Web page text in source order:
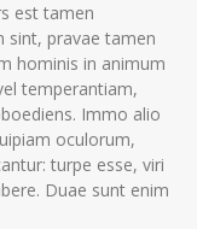
est tamen
sint, pravae tamen
hominis in animum
temperantiam,
Immo alio
oculorum,
turpe esse, viri
Duae sunt enim